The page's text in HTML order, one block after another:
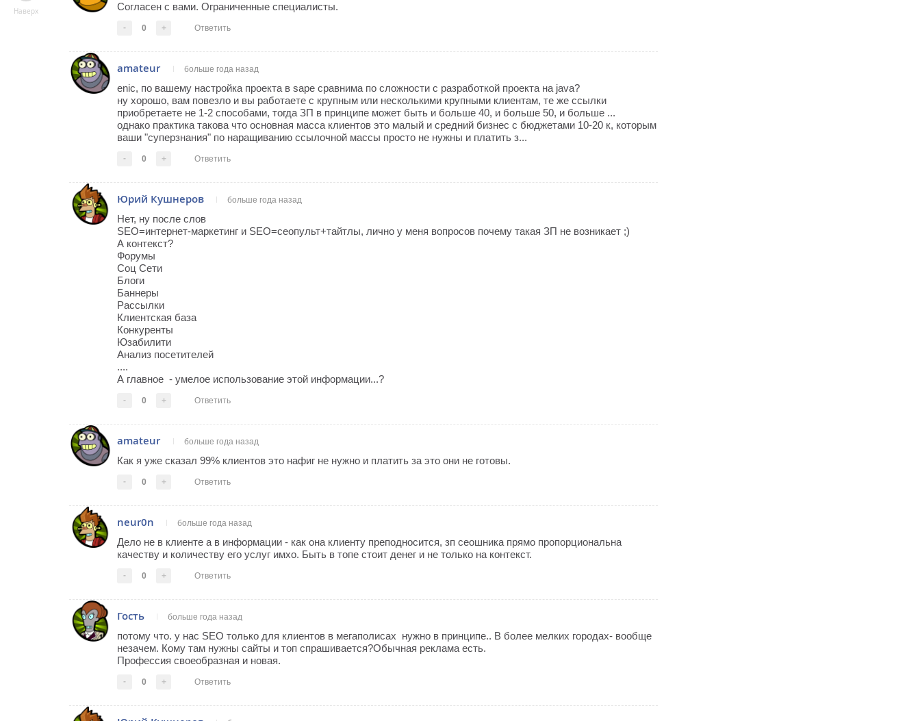
Согласен с вами. Ограниченные специалисты.
- 0 + Ответить
amateur больше года назад
enic, по вашему настройка проекта в sape сравнима по сложности с разработкой проекта на java?
ну хорошо, вам повезло и вы работаете с крупным или несколькими крупными клиентам, те же ссылки
приобретаете не 1-2 способами, тогда ЗП в принципе может быть и больше 40, и больше 50, и больше ...
однако практика такова что основная масса клиентов это малый и средний бизнес с бюджетами 10-20 к, которым
ваши "суперзнания" по наращиванию ссылочной массы просто не нужны и платить з...
- 0 + Ответить
Юрий Кушнеров больше года назад
Нет, ну после слов
SEO=интернет-маркетинг и SEO=сеопульт+тайтлы, лично у меня вопросов почему такая ЗП не возникает ;)
А контекст?
Форумы
Соц Сети
Блоги
Баннеры
Рассылки
Клиентская база
Конкуренты
Юзабилити
Анализ посетителей
....
А главное - умелое использование этой информации...?
- 0 + Ответить
amateur больше года назад
Как я уже сказал 99% клиентов это нафиг не нужно и платить за это они не готовы.
- 0 + Ответить
neur0n больше года назад
Дело не в клиенте а в информации - как она клиенту преподносится, зп сеошника прямо пропорциональна
качеству и количеству его услуг имхо. Быть в топе стоит денег и не только на контекст.
- 0 + Ответить
Гость больше года назад
потому что. у нас SEO только для клиентов в мегаполисах нужно в принципе.. В более мелких городах- вообще
незачем. Кому там нужны сайты и топ спрашивается?Обычная реклама есть.
Профессия своеобразная и новая.
- 0 + Ответить
Наверх